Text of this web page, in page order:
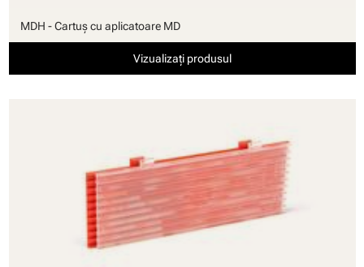
MDH - Cartuş cu aplicatoare MD
Vizualizați produsul